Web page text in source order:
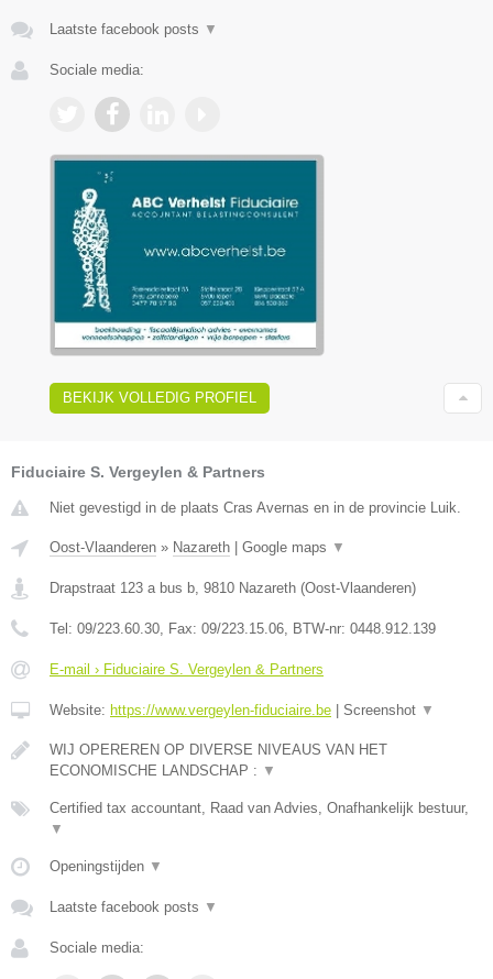
Laatste facebook posts ▼
Sociale media:
BEKIJK VOLLEDIG PROFIEL
Fiduciaire S. Vergeylen & Partners
Niet gevestigd in de plaats Cras Avernas en in de provincie Luik.
Oost-Vlaanderen » Nazareth Google maps ▼
Drapstraat 123 a bus b, 9810 Nazareth (Oost-Vlaanderen)
Tel: 09/223.60.30, Fax: 09/223.15.06, BTW-nr: 0448.912.139
E-mail › Fiduciaire S. Vergeylen & Partners
Website: https://www.vergeylen-fiduciaire.be Screenshot ▼
WIJ OPEREREN OP DIVERSE NIVEAUS VAN HET
ECONOMISCHE LANDSCHAP : ▼
Certified tax accountant, Raad van Advies, Onafhankelijk bestuur,
▼
Openingstijden ▼
Laatste facebook posts ▼
Sociale media: